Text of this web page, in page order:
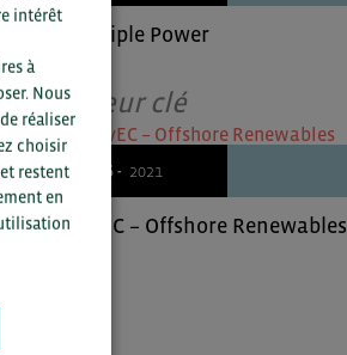
Principle Power
Acteur clé
25/06 - 2021
WavEC – Offshore Renewables
intérêt
à
Nous
réaliser
choisir
restent
en